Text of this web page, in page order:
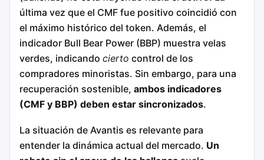
última vez que el CMF fue positivo coincidió con
el máximo histórico del token. Además, el
indicador Bull Bear Power (BBP) muestra velas
verdes, indicando cierto control de los
compradores minoristas. Sin embargo, para una
recuperación sostenible, ambos indicadores
(CMF y BBP) deben estar sincronizados.
La situación de Avantis es relevante para
entender la dinámica actual del mercado. Un